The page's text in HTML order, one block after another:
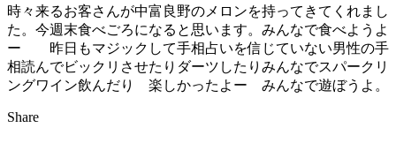
時々来るお客さんが中富良野のメロンを持ってきてくれまし
た。今週末食べごろになると思います。みんなで食べようよ
ー 昨日もマジックして手相占いを信じていない男性の手
相読んでビックリさせたりダーツしたりみんなでスパークリ
ングワイン飲んだり 楽しかったよー みんなで遊ぼうよ。
Share